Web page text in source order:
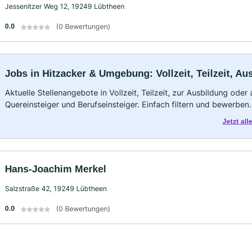
Jessenitzer Weg 12, 19249 Lübtheen
0.0 (0 Bewertungen)
Jobs in Hitzacker & Umgebung: Vollzeit, Teilzeit,
Aktuelle Stellenangebote in Vollzeit, Teilzeit, zur Ausbildung oder
Quereinsteiger und Berufseinsteiger. Einfach filtern und bewerben.
Jetzt
Hans-Joachim Merkel
Salzstraße 42, 19249 Lübtheen
0.0 (0 Bewertungen)